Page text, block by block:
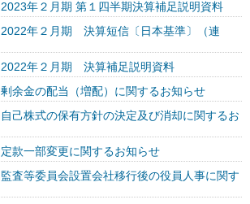
2023年２月期 第１四半期決算補足説明資料
2022年２月期 決算短信〔日本基準〕（連
2022年２月期 決算補足説明資料
剰余金の配当（増配）に関するお知らせ
自己株式の保有方針の決定及び消却に関するお
定款一部変更に関するお知らせ
監査等委員会設置会社移行後の役員人事に関す